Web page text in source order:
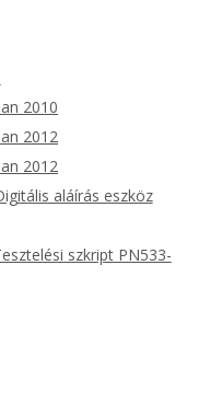
2010
2012
2012
aláírás eszköz
szkript PN533-